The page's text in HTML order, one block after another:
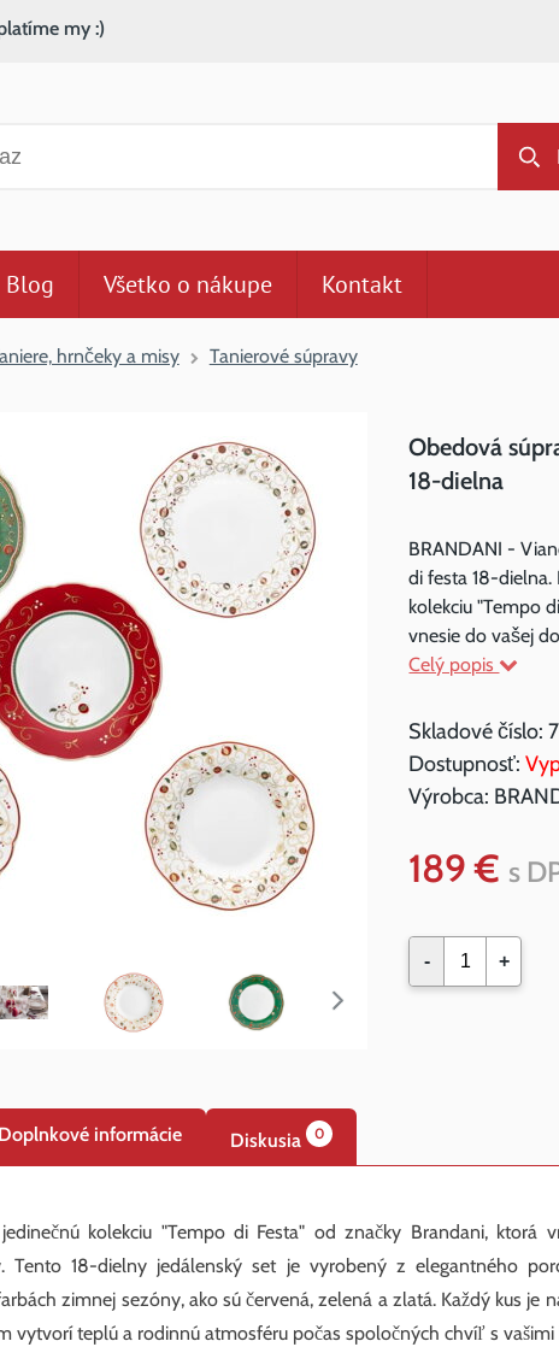
my :)
Blog Všetko o nákupe Kontakt
hrnčeky a misy Tanierové súpravy
Obedová
18-dielna
BRANDANI -
di festa 18-
kolekciu "Tempo
vnesie do vašej
Celý popis
Skladové číslo:
Dostupnosť:
Výrobca:
189 € s
- +
Doplnkové informácie Diskusia 0
kolekciu "Tempo di Festa" od značky Brandani, ktorá
Tento 18-dielny jedálenský set je vyrobený z elegantného
zimnej sezóny, ako sú červená, zelená a zlatá. Každý kus je
vytvorí teplú a rodinnú atmosféru počas spoločných chvíľ s vašimi